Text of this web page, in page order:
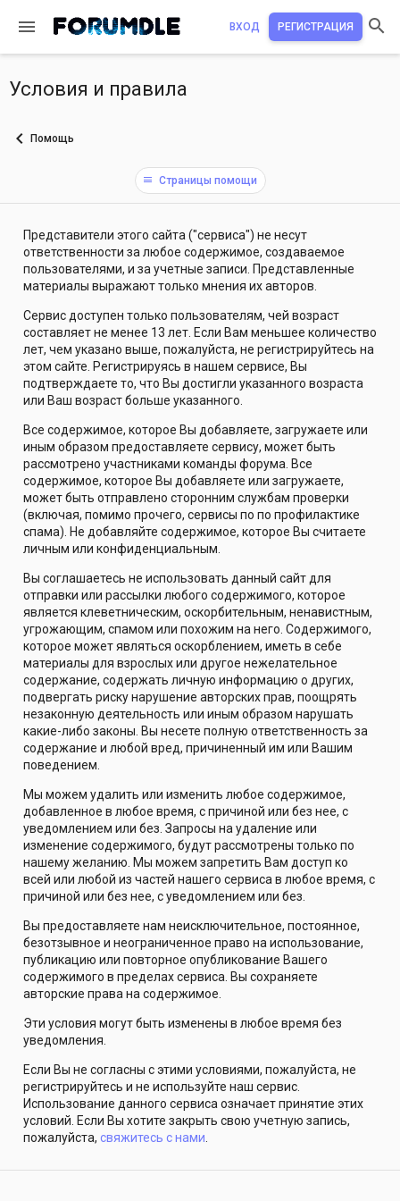
ВХОД РЕГИСТРАЦИЯ
Условия и правила
Помощь
Страницы помощи
Представители этого сайта ("сервиса") не несут
ответственности за любое содержимое, создаваемое
пользователями, и за учетные записи. Представленные
материалы выражают только мнения их авторов.
Сервис доступен только пользователям, чей возраст
составляет не менее 13 лет. Если Вам меньшее количество
лет, чем указано выше, пожалуйста, не регистрируйтесь на
этом сайте. Регистрируясь в нашем сервисе, Вы
подтверждаете то, что Вы достигли указанного возраста
или Ваш возраст больше указанного.
Все содержимое, которое Вы добавляете, загружаете или
иным образом предоставляете сервису, может быть
рассмотрено участниками команды форума. Все
содержимое, которое Вы добавляете или загружаете,
может быть отправлено сторонним службам проверки
(включая, помимо прочего, сервисы по по профилактике
спама). Не добавляйте содержимое, которое Вы считаете
личным или конфиденциальным.
Вы соглашаетесь не использовать данный сайт для
отправки или рассылки любого содержимого, которое
является клеветническим, оскорбительным, ненавистным,
угрожающим, спамом или похожим на него. Содержимого,
которое может являться оскорблением, иметь в себе
материалы для взрослых или другое нежелательное
содержание, содержать личную информацию о других,
подвергать риску нарушение авторских прав, поощрять
незаконную деятельность или иным образом нарушать
какие-либо законы. Вы несете полную ответственность за
содержание и любой вред, причиненный им или Вашим
поведением.
Мы можем удалить или изменить любое содержимое,
добавленное в любое время, с причиной или без нее, с
уведомлением или без. Запросы на удаление или
изменение содержимого, будут рассмотрены только по
нашему желанию. Мы можем запретить Вам доступ ко
всей или любой из частей нашего сервиса в любое время, с
причиной или без нее, с уведомлением или без.
Вы предоставляете нам неисключительное, постоянное,
безотзывное и неограниченное право на использование,
публикацию или повторное опубликование Вашего
содержимого в пределах сервиса. Вы сохраняете
авторские права на содержимое.
Эти условия могут быть изменены в любое время без
уведомления.
Если Вы не согласны с этими условиями, пожалуйста, не
регистрируйтесь и не используйте наш сервис.
Использование данного сервиса означает принятие этих
условий. Если Вы хотите закрыть свою учетную запись,
пожалуйста, свяжитесь с нами